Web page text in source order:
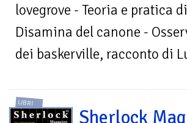
lovegrove - Teoria e pratica
Disamina del canone -
dei baskerville, racconto di
LIBRI
Sherlock